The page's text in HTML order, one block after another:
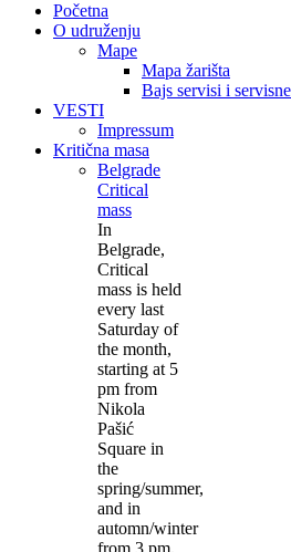
Početna
O udruženju
Mape
Mapa žarišta
Bajs servisi i
VESTI
Impressum
Kritična masa
Belgrade
Critical
mass
In
Belgrade,
Critical
mass is held
every last
Saturday of
the month,
starting at 5
pm from
Nikola
Pašić
Square in
the
spring/summer,
and in
automn/winter
from 3 pm.